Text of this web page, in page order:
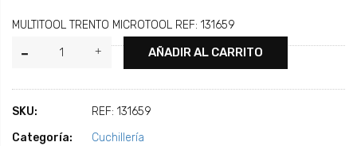
MULTITOOL TRENTO MICROTOOL REF: 131659
AÑADIR AL CARRITO
SKU:
REF: 131659
Categoría:
Cuchillería